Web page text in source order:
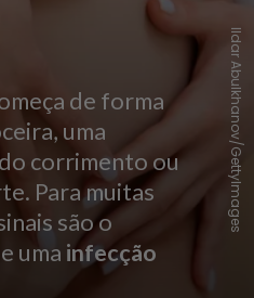
de forma
uma
corrimento ou
Para muitas
são o
uma infecção
Ildar Abulkhanov/GettyImages